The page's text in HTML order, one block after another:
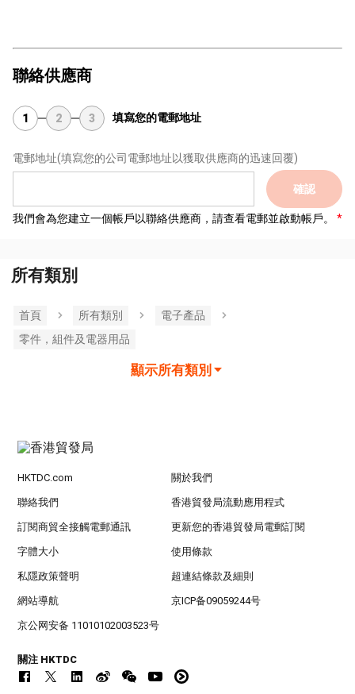
聯絡供應商
1 2 3 填寫您的電郵地址
電郵地址(填寫您的公司電郵地址以獲取供應商的迅速回覆)
確認
我們會為您建立一個帳戶以聯絡供應商，請查看電郵並啟動帳戶。
所有類別
首頁 所有類別
電子產品
零件，組件及電器用品
顯示所有類別
HKTDC.com 關於我們
聯絡我們 香港貿發局流動應用程式
訂閱商貿全接觸電郵通訊 更新您的香港貿發局電郵訂閱
字體大小 使用條款
私隱政策聲明 超連結條款及細則
網站導航 京ICP备09059244号
京公网安备 11010102003523号
關注 HKTDC